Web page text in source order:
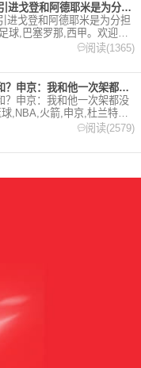
[有道理嘛?]世体：巴萨引进戈登和阿德耶米是为分担进攻重任，
进戈登和阿德耶米是为分担
球,巴塞罗那,西甲。欢迎收
最新的足球，篮球体育资
阅读(1365)
[体育世界]与KD关系不和？申京：我和他一次架都没吵过 我们
？申京：我和他一次架都没
,NBA,火箭,申京,杜兰特。
你更新最新的足球，篮球体
阅读(2579)